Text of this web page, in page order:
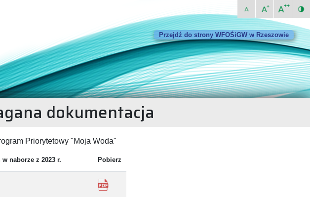
Przejdź do strony WFOŚiGW w Rzeszowie
dokumentacja
Priorytetowy "Moja Woda"
naborze z 2023 r. Pobierz